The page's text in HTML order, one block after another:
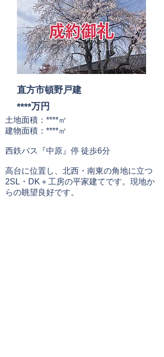
直方市頓野戸建
****万円
土地面積：****㎡
建物面積：****㎡
西鉄バス『中原 』停 徒歩6分
​高台に位置し、北西・南東の角地に立つ
2SL・DK＋工房の平家建てです。現地か
らの眺望良好です。